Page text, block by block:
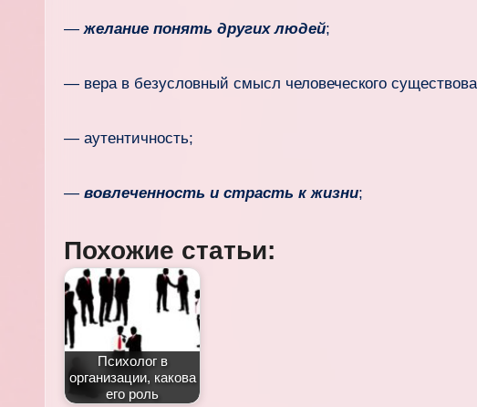
—желание понять других людей;
— вера в безусловный смысл человеческого
— аутентичность;
— вовлеченность и страсть к жизни;
Похожие статьи:
Психолог в
организации, какова
его роль